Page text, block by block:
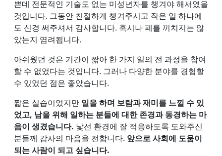
쁜데 전문적인 기술도 없는 미성년자를 챙겨야 해서였을
것입니다. 그동안 친절하게 챙겨주시고 작은 일 하나에
도 신경 써주셔서 감사합니다. 혹시나 폐를 끼치지는 않
았는지 염려됩니다.
아쉬웠던 것은 기간이 짧아 한 가지 일의 전 과정을 참여
할 수 없었다는 것입니다. 그러나 다양한 분야를 경험할
수 있었던 점은 좋았습니다.
짧은 실습이었지만 일을 하며 보람과 재미를 느낄 수 있
었고, 남을 위해 일하는 분들에 대한 존경과 동경하는 마
음이 생겼습니다. 낯선 환경에 잘 적응하도록 도와주신
분들께 감사의 마음을 전합니다. 앞으로 사회에 도움이
되는 사람이 되고 싶습니다.